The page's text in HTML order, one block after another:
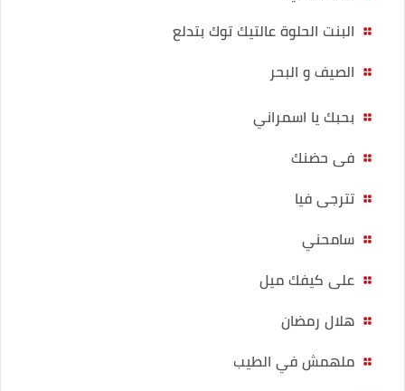
البنت الحلوة عالتيك توك بتدلع
الصيف و البحر
بحبك يا اسمراني
فى حضنك
تترجى فيا
سامحني
على كيفك ميل
هلال رمضان
ملهمش في الطيب